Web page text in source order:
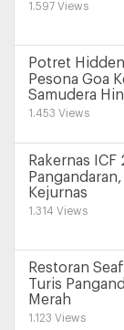
1.597 Views
Potret
Pesona Goa
Samudera
1.453 Views
Rakernas
Kejurnas
1.314 Views
Restoran
Turis
Merah
1.123 Views